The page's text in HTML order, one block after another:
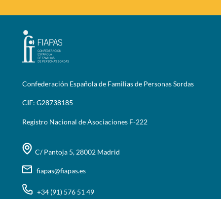
Confederación Española de Familias de Personas Sordas
CIF: G28738185
Registro Nacional de Asociaciones F-222
C/ Pantoja 5, 28002 Madrid
fiapas@fiapas.es
+34 (91) 576 51 49